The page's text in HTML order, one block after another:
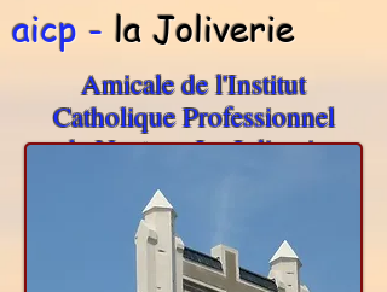
aicp - la Joliverie
Amicale de l'Institut
Catholique Professionnel
de Nantes - La Joliverie